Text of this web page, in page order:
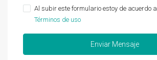
Al subir este formulario estoy de acuerdo a
Términos de uso
Enviar Mensaje